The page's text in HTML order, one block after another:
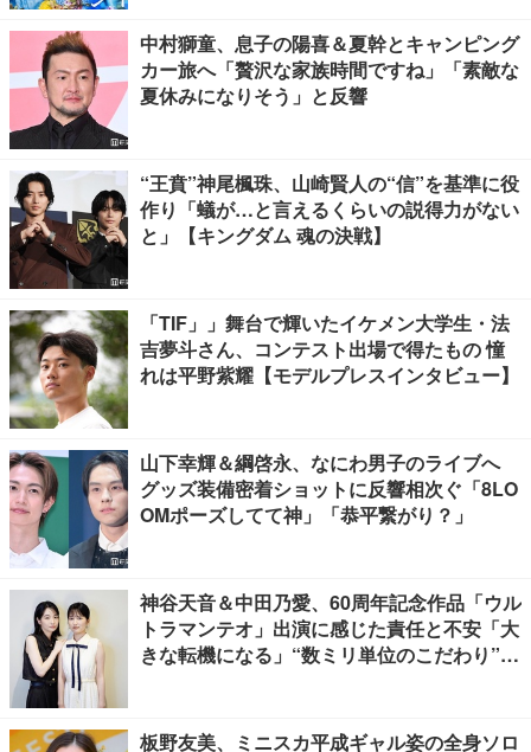
中村獅童、息子の陽喜＆夏幹とキャンピング
カー旅へ「贅沢な家族時間ですね」「素敵な
夏休みになりそう」と反響
“王賁”神尾楓珠、山崎賢人の“信”を基準に役
作り「蟻が…と言えるくらいの説得力がない
と」【キングダム 魂の決戦】
「TIF」」舞台で輝いたイケメン大学生・法
吉夢斗さん、コンテスト出場で得たもの 憧
れは平野紫耀【モデルプレスインタビュー】
山下幸輝＆綱啓永、なにわ男子のライブへ
グッズ装備密着ショットに反響相次ぐ「8LO
OMポーズしてて神」「恭平繋がり？」
神谷天音＆中田乃愛、60周年記念作品「ウル
トラマンテオ」出演に感じた責任と不安「大
きな転機になる」“数ミリ単位のこだわり”特
板野友美、ミニスカ平成ギャル姿の全身ソロ